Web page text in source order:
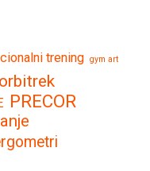
trening gym art
orbitrek
PRECOR